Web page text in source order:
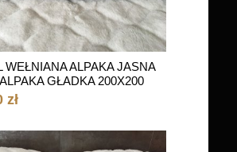
WEŁNIANA ALPAKA JASNA
GŁADKA 200X200
zł